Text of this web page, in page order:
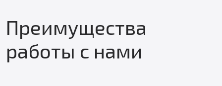
Преимущества
работы с нами